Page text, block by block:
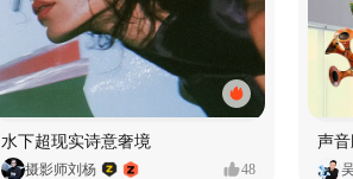
水下超现实诗意奢境
摄影师刘杨 48